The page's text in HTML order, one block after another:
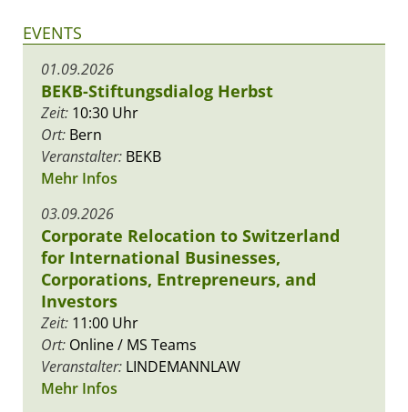
EVENTS
01.09.2026
BEKB-Stiftungsdialog Herbst
Zeit: 10:30 Uhr
Ort: Bern
Veranstalter: BEKB
Mehr Infos
03.09.2026
Corporate Relocation to Switzerland
for International Businesses,
Corporations, Entrepreneurs, and
Investors
Zeit: 11:00 Uhr
Ort: Online / MS Teams
Veranstalter: LINDEMANNLAW
Mehr Infos